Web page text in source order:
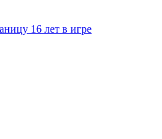
16 лет в игре